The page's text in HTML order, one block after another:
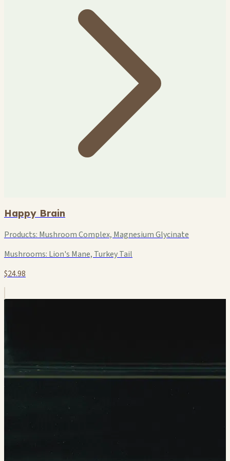
Happy Brain
Products: Mushroom Complex, Magnesium Glycinate
Mushrooms: Lion's Mane, Turkey Tail
$24.98